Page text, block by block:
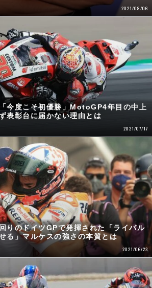
2021/08/06
今度こそ初優勝」MotoGP4年目の中上
表彰台に届かない理由とは
2021/07/17
りのドイツGPで発揮された「ライバル
る」マルケスの強さの本質とは
2021/06/23